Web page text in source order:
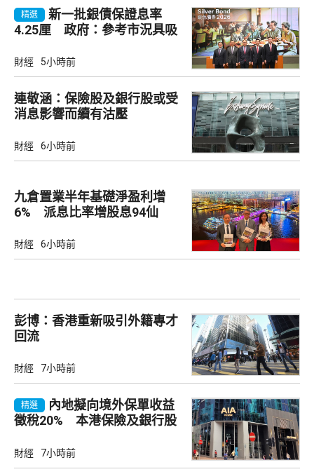
精選
新一批銀債保證息率
4.25厘 政府：參考市況具吸
財經 5小時前
連敬涵：保險股及銀行股或受
消息影響而續有沽壓
財經 6小時前
九倉置業半年基礎淨盈利增
6% 派息比率增股息94仙
財經 6小時前
彭博：香港重新吸引外籍專才
回流
財經 7小時前
精選
內地擬向境外保單收益
徵稅20% 本港保險及銀行股
財經 7小時前